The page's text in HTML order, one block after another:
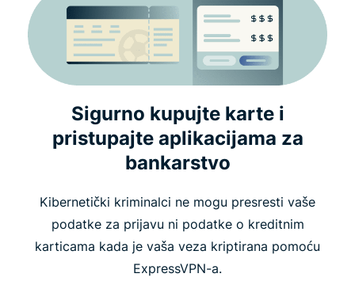
Sigurno kupujte karte i
pristupajte aplikacijama za
bankarstvo
Kibernetički kriminalci ne mogu presresti vaše
podatke za prijavu ni podatke o kreditnim
karticama kada je vaša veza kriptirana pomoću
ExpressVPN-a.